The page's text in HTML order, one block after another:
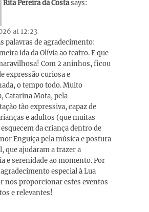
Rita Pereira da Costasays:
at 12:23
palavras de agradecimento:
ida da Olívia ao teatro. E que
Com 2 aninhos, ficou
expressão curiosa e
o tempo todo. Muito
Catarina Mota, pela
tão expressiva, capaz de
e adultos (que muitas
esquecem da criança dentro de
Enguiça pela música e postura
que ajudaram a trazer a
e serenidade ao momento. Por
especial à Lua
nos proporcionar estes eventos
e relevantes!